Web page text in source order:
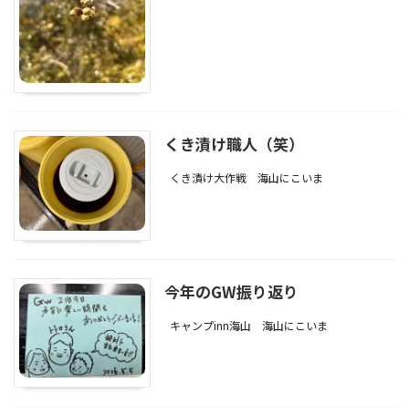
くき漬け職人（笑）
くき漬け大作戦 海山にこいま
今年のGW振り返り
キャンプinn海山 海山にこいま